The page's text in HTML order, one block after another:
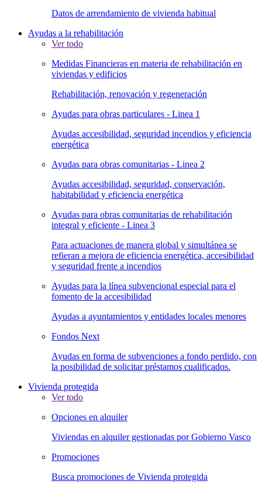
Datos de arrendamiento de vivienda habitual
Ayudas a la rehabilitación
Ver todo
Medidas Financieras en materia de rehabilitación en
viviendas y edificios
Rehabilitación, renovación y regeneración
Ayudas para obras particulares - Linea 1
Ayudas accesibilidad, seguridad incendios y eficiencia
energética
Ayudas para obras comunitarias - Linea 2
Ayudas accesibilidad, seguridad, conservación,
habitabilidad y eficiencia energética
Ayudas para obras comunitarias de rehabilitación
integral y eficiente - Linea 3
Para actuaciones de manera global y simultánea se
refieran a mejora de eficiencia energética, accesibilidad
y seguridad frente a incendios
Ayudas para la línea subvencional especial para el
fomento de la accesibilidad
Ayudas a ayuntamientos y entidades locales menores
Fondos Next
Ayudas en forma de subvenciones a fondo perdido, con
la posibilidad de solicitar préstamos cualificados.
Vivienda protegida
Ver todo
Opciones en alquiler
Viviendas en alquiler gestionadas por Gobierno Vasco
Promociones
Busca promociones de Vivienda protegida